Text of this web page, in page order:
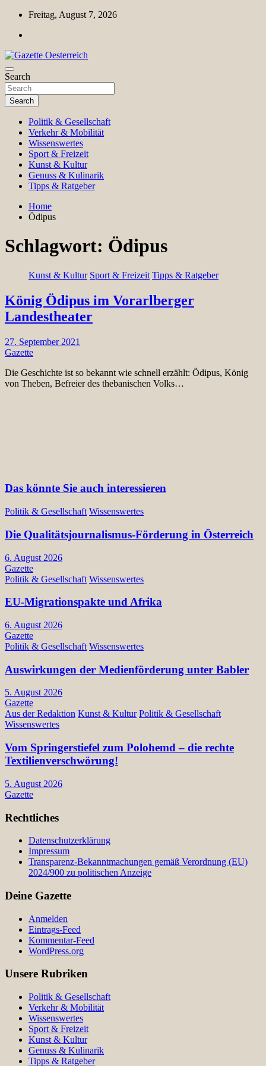
Skip
content
Freitag, August 7, 2026
Gazette Oesterreich
Magazin für Freizeit, Politik, Kultur & Wissenschaft
Search
Search
Politik & Gesellschaft
Verkehr & Mobilität
Wissenswertes
Sport & Freizeit
Kunst & Kultur
Genuss & Kulinarik
Tipps & Ratgeber
Home
Ödipus
Schlagwort: Ödipus
Kunst & Kultur Sport & Freizeit Tipps & Ratgeber
König Ödipus im Vorarlberger
Landestheater
27. September 2021
Gazette
Die Geschichte ist so bekannt wie schnell erzählt: Ödipus, König
von Theben, Befreier des thebanischen Volks…
Das könnte Sie auch interessieren
Politik & Gesellschaft Wissenswertes
Die Qualitätsjournalismus-Förderung in Österreich
6. August 2026
Gazette
Politik & Gesellschaft Wissenswertes
EU-Migrationspakte und Afrika
6. August 2026
Gazette
Politik & Gesellschaft Wissenswertes
Auswirkungen der Medienförderung unter Babler
5. August 2026
Gazette
Aus der Redaktion Kunst & Kultur Politik & Gesellschaft
Wissenswertes
Vom Springerstiefel zum Polohemd – die rechte
Textilienverschwörung!
5. August 2026
Gazette
Rechtliches
Datenschutzerklärung
Impressum
Transparenz-Bekanntmachungen gemäß Verordnung (EU)
2024/900 zu politischen Anzeige
Deine Gazette
Anmelden
Eintrags-Feed
Kommentar-Feed
WordPress.org
Unsere Rubriken
Politik & Gesellschaft
Verkehr & Mobilität
Wissenswertes
Sport & Freizeit
Kunst & Kultur
Genuss & Kulinarik
Tipps & Ratgeber